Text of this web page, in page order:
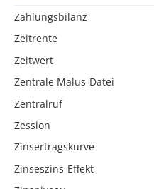
Zahlungsbilanz
Zeitrente
Zeitwert
Zentrale Malus-Datei
Zentralruf
Zession
Zinsertragskurve
Zinseszins-Effekt